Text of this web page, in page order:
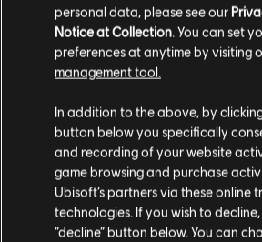
Vai al tuo store locale in modo
acquisti.
Rimani sullo store
personal data, please see our
Notice at Collection . You can set
preferences at anytime by visiting
management tool.
In addition to the above, by
button below you specifically
and recording of your website
game browsing and purchase
Ubisoft’s partners via these online
technologies. If you wish to
“decline” button below. You can